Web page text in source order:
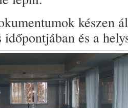
készen
időpontjában és a